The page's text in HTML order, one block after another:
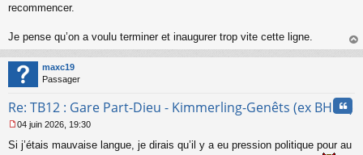
s
g
n
o
u
recommencer.
Je pense qu’on a voulu terminer et inaugurer trop vite cette ligne.
au
maxc19
Passager
Re: TB12 : Gare Part-Dieu - Kimmerling-Genêts (ex BHNS)
e
04 juin 2026, 19:30
Si j’étais mauvaise langue, je dirais qu’il y a eu pression politique pour au